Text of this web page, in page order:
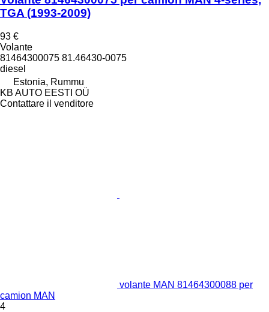
TGA (1993-2009)
93 €
Volante
81464300075 81.46430-0075
diesel
Estonia, Rummu
KB AUTO EESTI OÜ
Contattare il venditore
volante MAN 81464300088 per
camion MAN
4